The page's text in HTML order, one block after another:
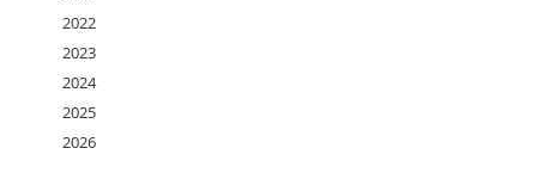
2022
2023
2024
2025
2026